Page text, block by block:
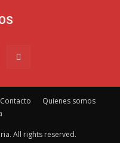
Contacto
Quienes somos
All rights reserved.